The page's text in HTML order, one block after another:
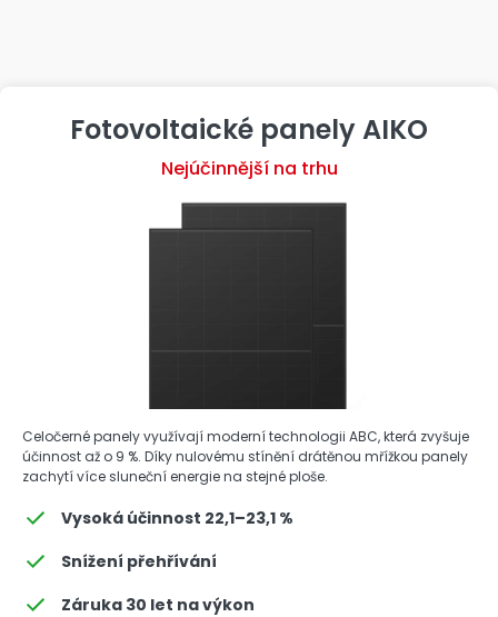
Fotovoltaické panely AIKO
Nejúčinnější na trhu
Celočerné panely využívají moderní technologii ABC, která zvyšuje
účinnost až o 9 %. Díky nulovému stínění drátěnou mřížkou panely
zachytí více sluneční energie na stejné ploše.
Vysoká účinnost 22,1–23,1 %
Snížení přehřívání
Záruka 30 let na výkon